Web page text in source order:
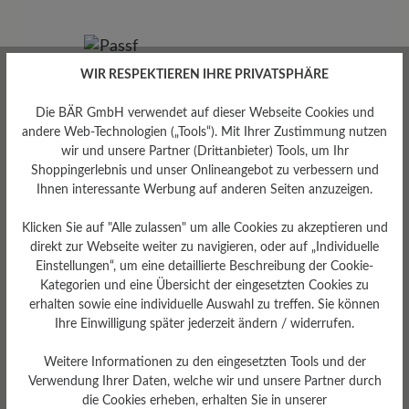
Passform
Standard Passform
Bewertungen lesen
0 von 0 Bewertungen
WIR RESPEKTIEREN IHRE PRIVATSPHÄRE
Die BÄR GmbH verwendet auf dieser Webseite Cookies und
andere Web-Technologien („Tools“). Mit Ihrer Zustimmung nutzen
wir und unsere Partner (Drittanbieter) Tools, um Ihr
Shoppingerlebnis und unser Onlineangebot zu verbessern und
Ihnen interessante Werbung auf anderen Seiten anzuzeigen.
Klicken Sie auf "Alle zulassen" um alle Cookies zu akzeptieren und
direkt zur Webseite weiter zu navigieren, oder auf „Individuelle
Einstellungen“, um eine detaillierte Beschreibung der Cookie-
Kategorien und eine Übersicht der eingesetzten Cookies zu
erhalten sowie eine individuelle Auswahl zu treffen. Sie können
Ihre Einwilligung später jederzeit ändern / widerrufen.
Weitere Informationen zu den eingesetzten Tools und der
Verwendung Ihrer Daten, welche wir und unsere Partner durch
die Cookies erheben, erhalten Sie in unserer